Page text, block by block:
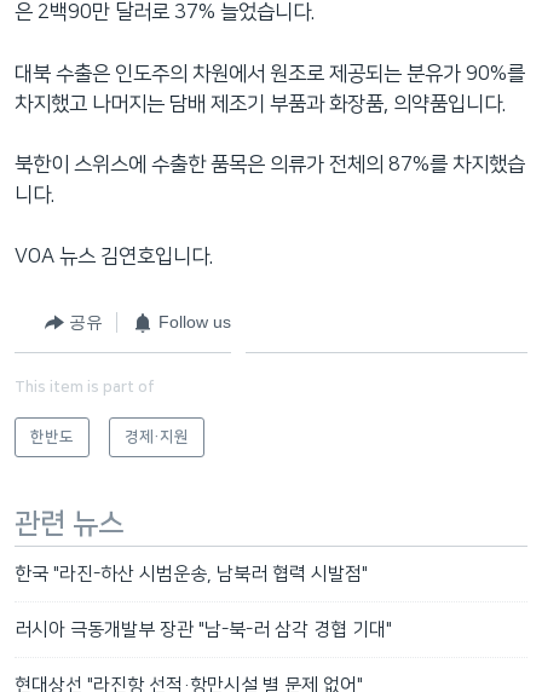
은 2백90만 달러로 37% 늘었습니다.
대북 수출은 인도주의 차원에서 원조로 제공되는 분유가 90%를
차지했고 나머지는 담배 제조기 부품과 화장품, 의약품입니다.
북한이 스위스에 수출한 품목은 의류가 전체의 87%를 차지했습
니다.
VOA 뉴스 김연호입니다.
공유 Follow us
This item is part of
한반도 경제·지원
관련 뉴스
한국 "라진-하산 시범운송, 남북러 협력 시발점"
러시아 극동개발부 장관 "남-북-러 삼각 경협 기대"
현대상선 "라진항 선적·항만시설 별 문제 없어"